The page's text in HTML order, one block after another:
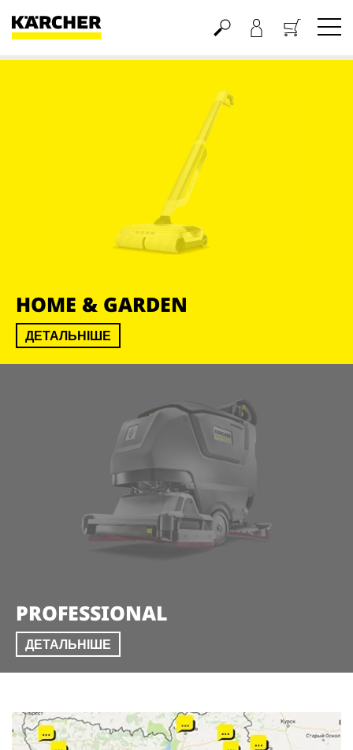
HOME & GARDEN
ДЕТАЛЬНІШЕ
PROFESSIONAL
ДЕТАЛЬНІШЕ